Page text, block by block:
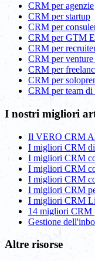
CRM per agenzie
CRM per startup
CRM per
CRM per GTM
CRM per
CRM per venture
CRM per
CRM per
CRM per team di
I nostri migliori
Il VERO CRM
I migliori CRM
I migliori CRM
I migliori CRM
I migliori CRM
I migliori CRM
I migliori CRM
14 migliori CRM
Gestione
Altre risorse